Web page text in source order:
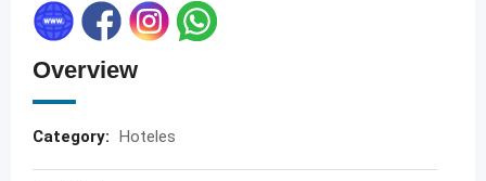
Overview
Category: Hoteles